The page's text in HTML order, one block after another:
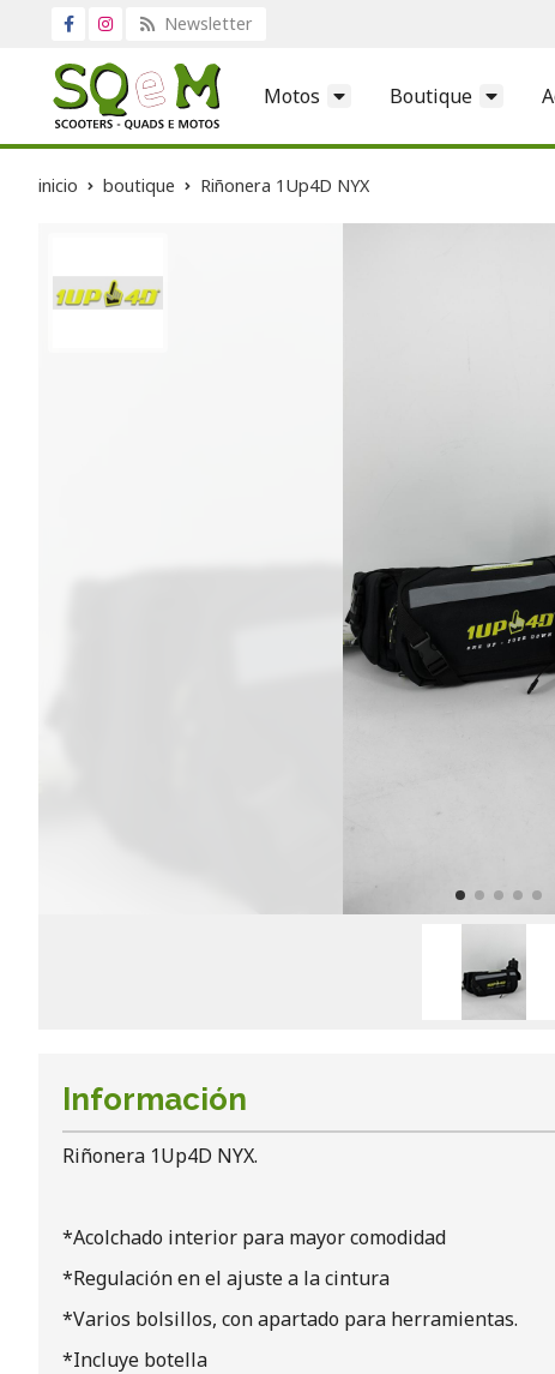
Newsletter
Motos Boutique
inicio boutique Riñonera 1Up4D NYX
Información
Riñonera 1Up4D NYX.
*Acolchado interior para mayor comodidad
*Regulación en el ajuste a la cintura
*Varios bolsillos, con apartado para herramientas.
*Incluye botella